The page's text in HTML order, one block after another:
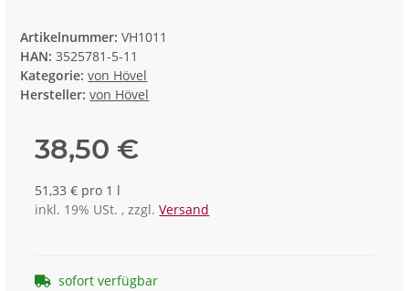
Artikelnummer:VH1011
HAN: 3525781-5-11
Kategorie:von Hövel
Hersteller: von Hövel
38,50 €
51,33 € pro 1 l
inkl. 19% USt. , zzgl.Versand
sofort verfügbar